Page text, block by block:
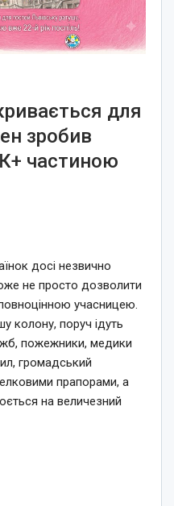
для
зробив
частиною
досі незвично
не просто дозволити
учасницею.
колону, поруч ідуть
пожежники, медики
громадський
прапорами, а
на величезний